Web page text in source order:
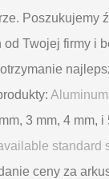
Poszukujemy
Twojej firmy i
3 mm, 4 mm, i
standard
ceny za